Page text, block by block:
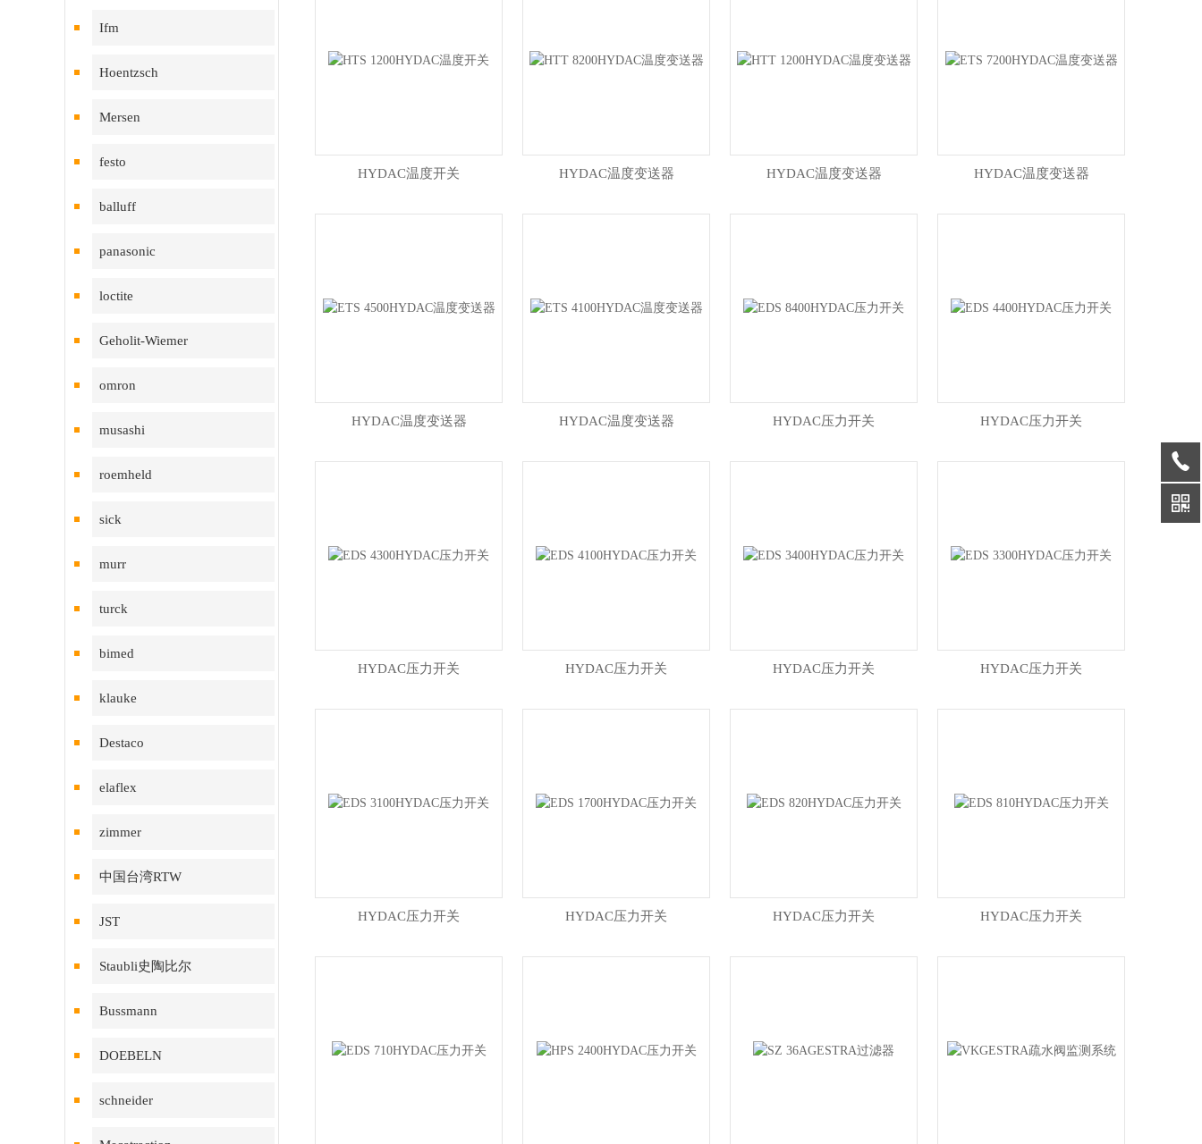
Ifm
Hoentzsch
Mersen
festo
balluff
panasonic
loctite
Geholit-Wiemer
omron
musashi
roemheld
sick
murr
turck
bimed
klauke
Destaco
elaflex
zimmer
中国台湾RTW
JST
Staubli史陶比尔
Bussmann
DOEBELN
schneider
HYDAC温度开关 HYDAC温度变送器 HYDAC温度变送器 HYDAC温度变送器
HYDAC温度变送器 HYDAC温度变送器 HYDAC压力开关 HYDAC压力开关
HYDAC压力开关 HYDAC压力开关 HYDAC压力开关 HYDAC压力开关
HYDAC压力开关 HYDAC压力开关 HYDAC压力开关 HYDAC压力开关